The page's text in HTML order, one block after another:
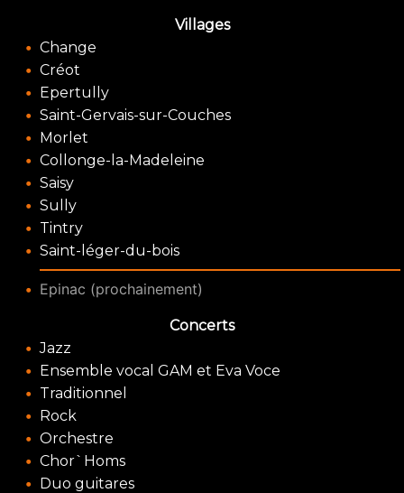
Villages
Change
Créot
Epertully
Saint-Gervais-sur-Couches
Morlet
Collonge-la-Madeleine
Saisy
Sully
Tintry
Saint-léger-du-bois
Epinac (prochainement)
Concerts
Jazz
Ensemble vocal GAM et Eva Voce
Traditionnel
Rock
Orchestre
Chor`Homs
Duo guitares